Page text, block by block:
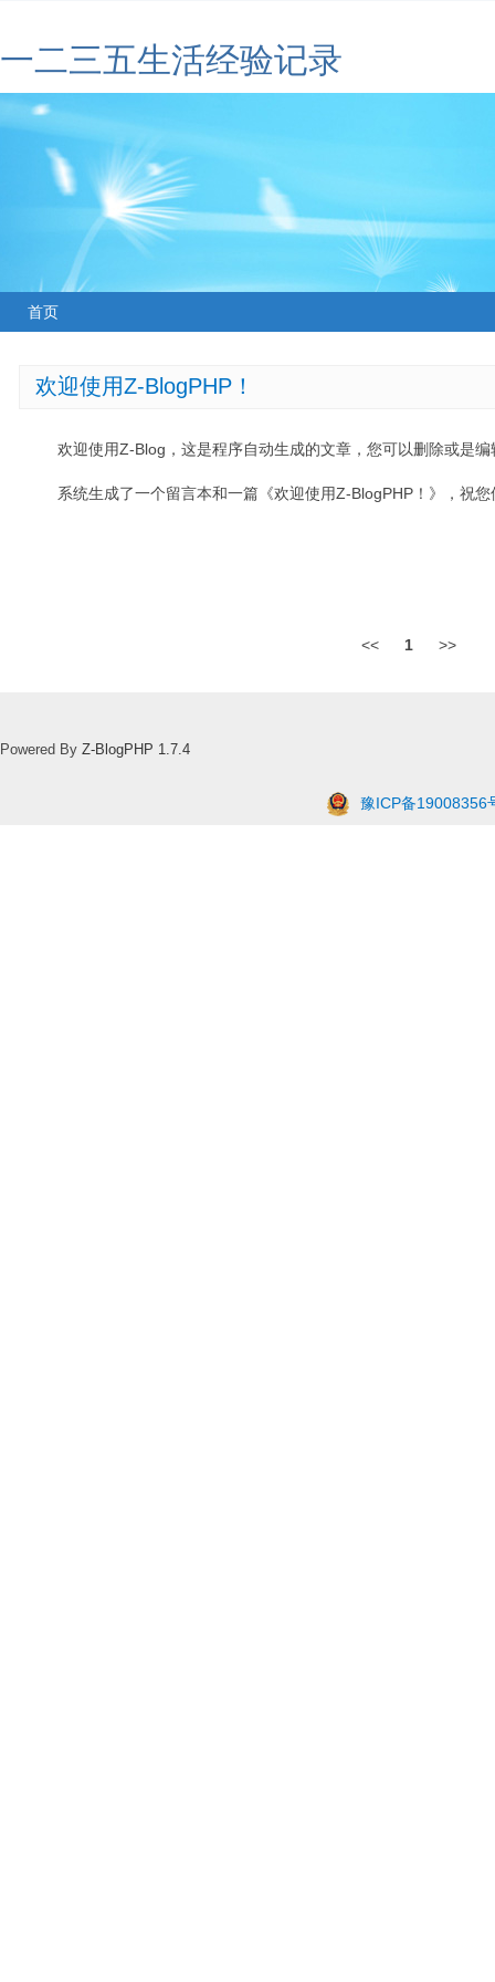
一二三五生活经验记录
首页
欢迎使用Z-BlogPHP！
欢迎使用Z-Blog，这是程序自动生成的文章，您可以删除或是编
系统生成了一个留言本和一篇《欢迎使用Z-BlogPHP！》，祝
<< 1 >>
Powered By Z-BlogPHP 1.7.4
豫ICP备19008356